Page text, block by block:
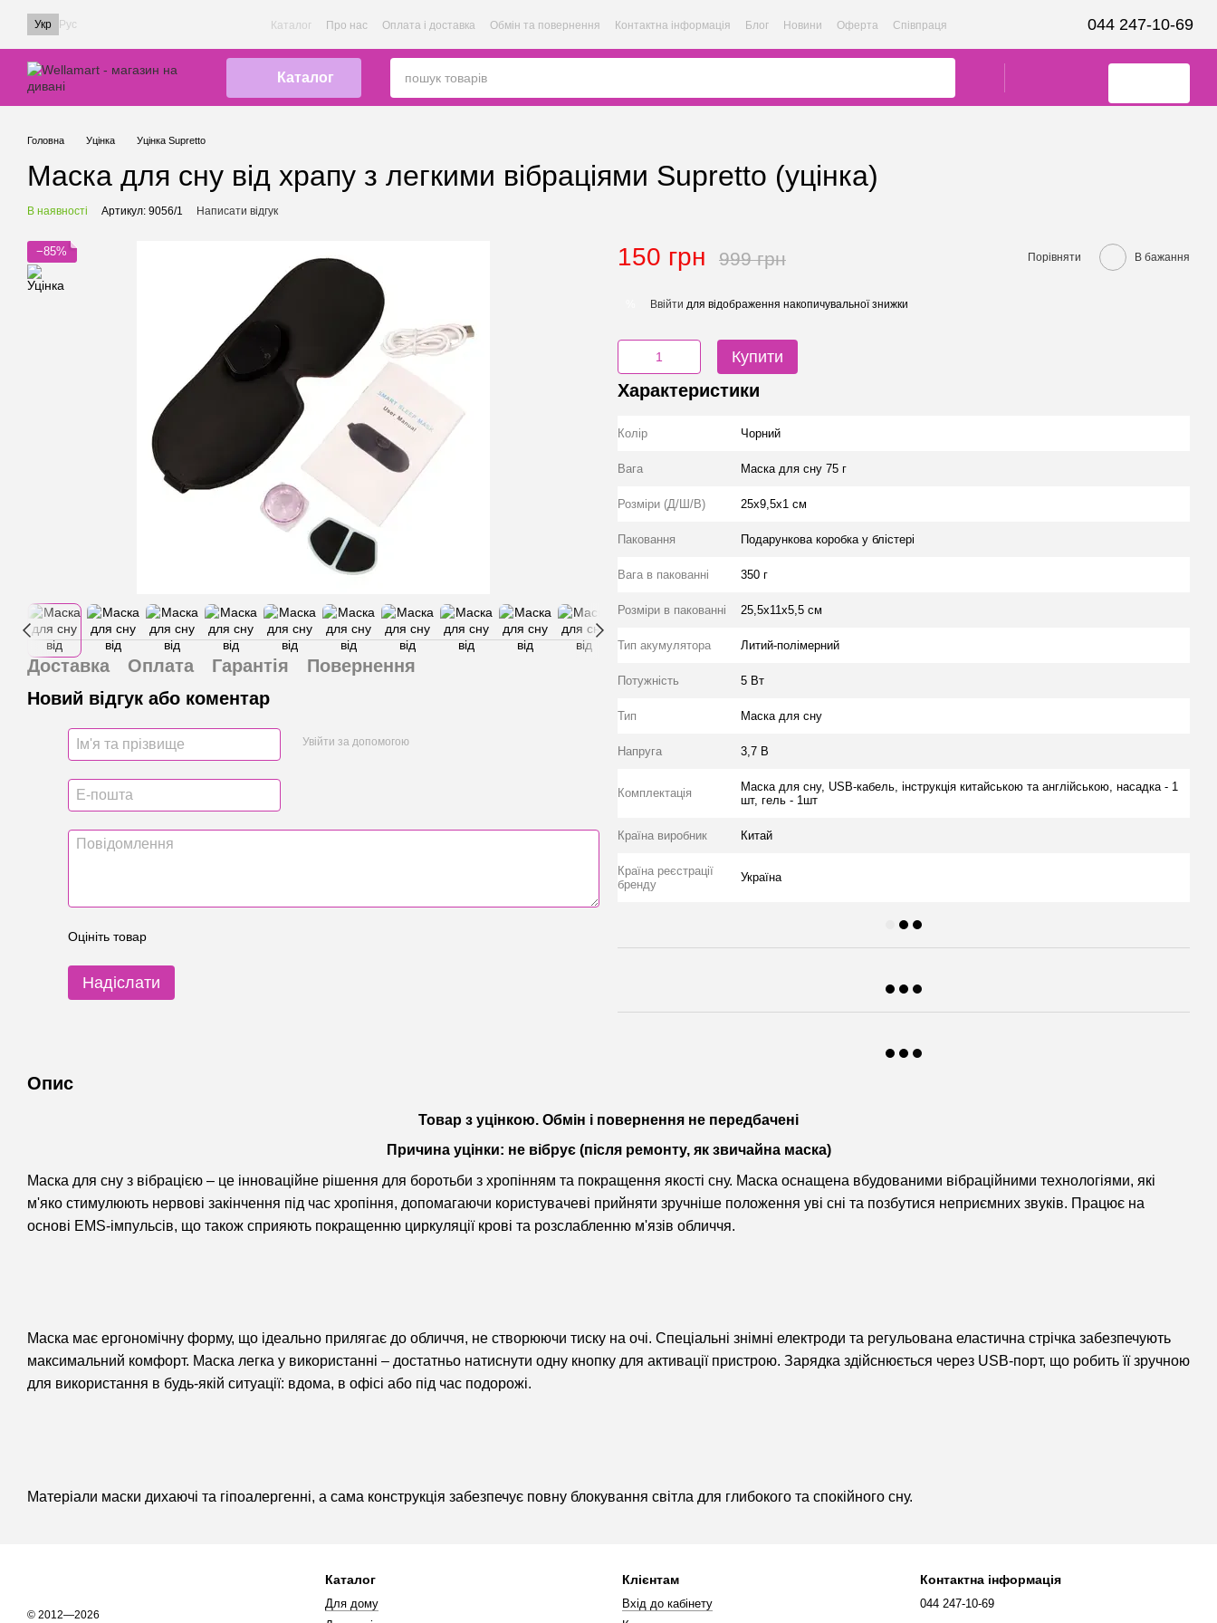
Перейти до основного контенту
Укр Рус Каталог Про нас Оплата і доставка Обмін та повернення Контактна інформація Блог Новини Оферта Співпраця 044 247-10-69
Каталог
Головна Уцінка Уцінка Supretto
Маска для сну від храпу з легкими вібраціями Supretto (уцінка)
В наявності Артикул: 9056/1 Написати відгук
−85%
Доставка Оплата Гарантія
Повернення
Новий відгук або коментар
Увійти за допомогою
Оцініть товар
Надіслати
150 грн 999 грн Порівняти В бажання
Ввійти для відображення накопичувальної знижки
Купити
Характеристики
Колір Чорний
Вага Маска для сну 75 г
Розміри (Д/Ш/В) 25х9,5х1 см
Паковання Подарункова коробка у блістері
Вага в пакованні 350 г
Розміри в пакованні 25,5х11х5,5 см
Тип акумулятора Литий-полімерний
Потужність 5 Вт
Тип Маска для сну
Напруга 3,7 В
Комплектація
Маска для сну, USB-кабель, інструкція китайською та англійською, насадка - 1
шт, гель - 1шт
Країна виробник Китай
Країна реєстрації
бренду
Україна
Опис
Товар з уцінкою. Обмін і повернення не передбачені
Причина уцінки: не вібрує (після ремонту, як звичайна маска)
Маска для сну з вібрацією – це інноваційне рішення для боротьби з хропінням та покращення якості сну. Маска оснащена вбудованими вібраційними технологіями, які
м'яко стимулюють нервові закінчення під час хропіння, допомагаючи користувачеві прийняти зручніше положення уві сні та позбутися неприємних звуків. Працює на
основі EMS-імпульсів, що також сприяють покращенню циркуляції крові та розслабленню м'язів обличчя.
Маска має ергономічну форму, що ідеально прилягає до обличчя, не створюючи тиску на очі. Спеціальні знімні електроди та регульована еластична стрічка забезпечують
максимальний комфорт. Маска легка у використанні – достатньо натиснути одну кнопку для активації пристрою. Зарядка здійснюється через USB-порт, що робить її зручною
для використання в будь-якій ситуації: вдома, в офісі або під час подорожі.
Матеріали маски дихаючі та гіпоалергенні, а сама конструкція забезпечує повну блокування світла для глибокого та спокійного сну.
© 2012—2026
Каталог
Для дому
Клієнтам
Вхід до кабінету
Контактна інформація
044 247-10-69